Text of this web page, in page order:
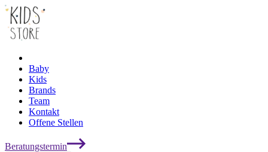
Baby
Kids
Brands
Team
Kontakt
Offene Stellen
Beratungstermin